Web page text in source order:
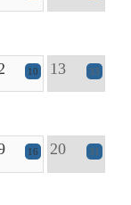
10 13 33
16 20 31